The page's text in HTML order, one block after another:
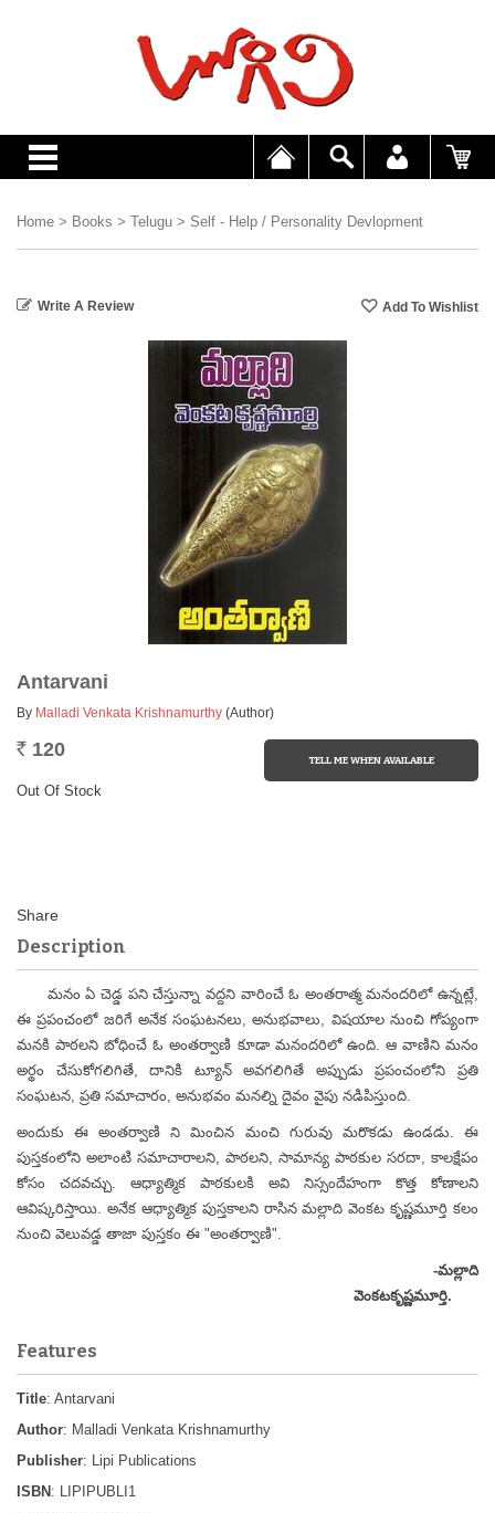
Home > Books > Telugu > Self - Help / Personality Devlopment
Write A Review
Antarvani
By Malladi Venkata Krishnamurthy (Author)
Rs. 120
Out Of Stock
Description
మనం ఏ చెడ్డ పని చేస్తున్నా వద్దని వారించే ఓ అంతరాత్మ మనందరిలో ఉన్నట్లే,
ఈ ప్రపంచంలో జరిగే అనేక సంఘటనలు, అనుభవాలు, విషయాల నుంచి గోప్యంగా
మనకి పాఠలని బోధించే ఓ అంతర్వాణి కూడా మనందరిలో ఉంది. ఆ వాణిని మనం
అర్థం చేసుకోగలిగితే, దానికి ట్యూన్ అవగలిగితే అప్పుడు ప్రపంచంలోని ప్రతి
సంఘటన, ప్రతి సమాచారం, అనుభవం మనల్ని దైవం వైపు నడిపిస్తుంది.
అందుకు ఈ అంతర్వాణి ని మించిన మంచి గురువు మరొకడు ఉండడు. ఈ
పుస్తకంలోని అలాంటి సమాచారాలని, పాఠలని, సామాన్య పాఠకుల సరదా, కాలక్షేపం
కోసం చదవచ్చు. ఆధ్యాత్మిక పాఠకులకి అవి నిస్సందేహంగా కొత్త కోణాలని
ఆవిష్కరిస్తాయి. అనేక ఆధ్యాత్మిక పుస్తకాలని రాసిన మల్లాది వెంకట కృష్ణమూర్తి కలం
నుంచి వెలువడ్డ తాజా పుస్తకం ఈ "అంతర్వాణి".
-మల్లాది
వెంకటకృష్ణమూర్తి.
Features
Title: Antarvani
Author: Malladi Venkata Krishnamurthy
Publisher: Lipi Publications
ISBN : LIPIPUBLI1